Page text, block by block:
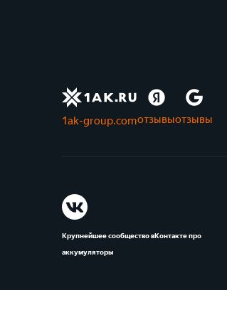
1ak-group.comотзывыотзывы
Крупнейшее сообщество вКонтакте про
аккумуляторы